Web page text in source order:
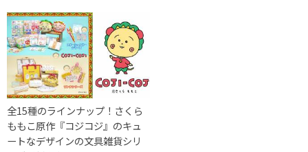
全15種のラインナップ！さくら
ももこ原作『コジコジ』のキュ
ートなデザインの文具雑貨シリ